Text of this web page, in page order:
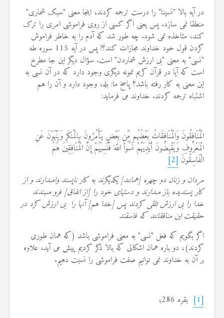
در آیه بالا "نسینا" را درست ترجمه کردند، اینجا معنی "سبک شماری"
منطقا نمی سازد. پس یعنی اگر کسی از روی فراموشی امری را ترک
کند، مئاخذه نمی شود. چه طور شد که آدم را به خاطر فراموش
کردن قول خود خداوند مجازات کند؟! پس در آیه 115 سوره طه
"نسی" به معنی "بی ارزش شماردن" است. سؤال دیگر این جا مطرخ
است که آیا در قرآن کریم نمونه دیگری وجود دارد که در آن نسی به
این معنی به کار رفته باشد؟ پاسخ ما: بله، وجود دارد و آن را هم
اشتباه ترجمه کردند. خداوند می فرماید:
الْمُنَافِقُونَ وَالْمُنَافِقَاتُ بَعْضُهُم مِّن بَعْضٍ يَأْمُرُونَ بِالْمُنكَرِ وَيَنْهَوْنَ عَنِ
الْمَعْرُوفِ وَيَقْبِضُونَ أَيْدِيَهُمْ نَسُواْ اللّهَ فَنَسِيَهُمْ إِنَّ الْمُنَافِقِينَ هُمُ
الْفَاسِقُونَ [2]
مردان و زنان دو چهره [همانند] يكديگرند به كار ناپسند وامى‏دارند و از
كار پسنديده باز مى‏دارند و دستهاى خود را [از انفاق] فرو مى‏بندند
خدا را بی ارزش تلقی کردند پس [خدا هم] آنها را بی ارزش كرد در
حقيقت اين منافقانند كه فاسقند
اگر بگویم که فعل "نسی" به معنی فراموشی باشد (که همان طوری
کردند)، دو باره همان اشکالی که بالا ذکر کردیم پیش می آید، علاوه
بر آن به خداوند نمی توانیم صفت فراموشی را نسبت دهیم.
[1] بقره 286؛